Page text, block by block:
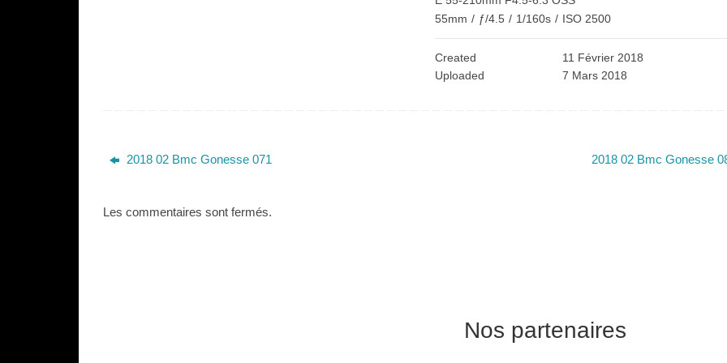
55mm / ƒ/4.5 / 1/160s / ISO 2500
Created
11 Février 2018
Uploaded
7 Mars 2018
2018 02 Bmc Gonesse 071 2018 02 Bmc Gonesse
Les commentaires sont fermés.
Nos partenaires